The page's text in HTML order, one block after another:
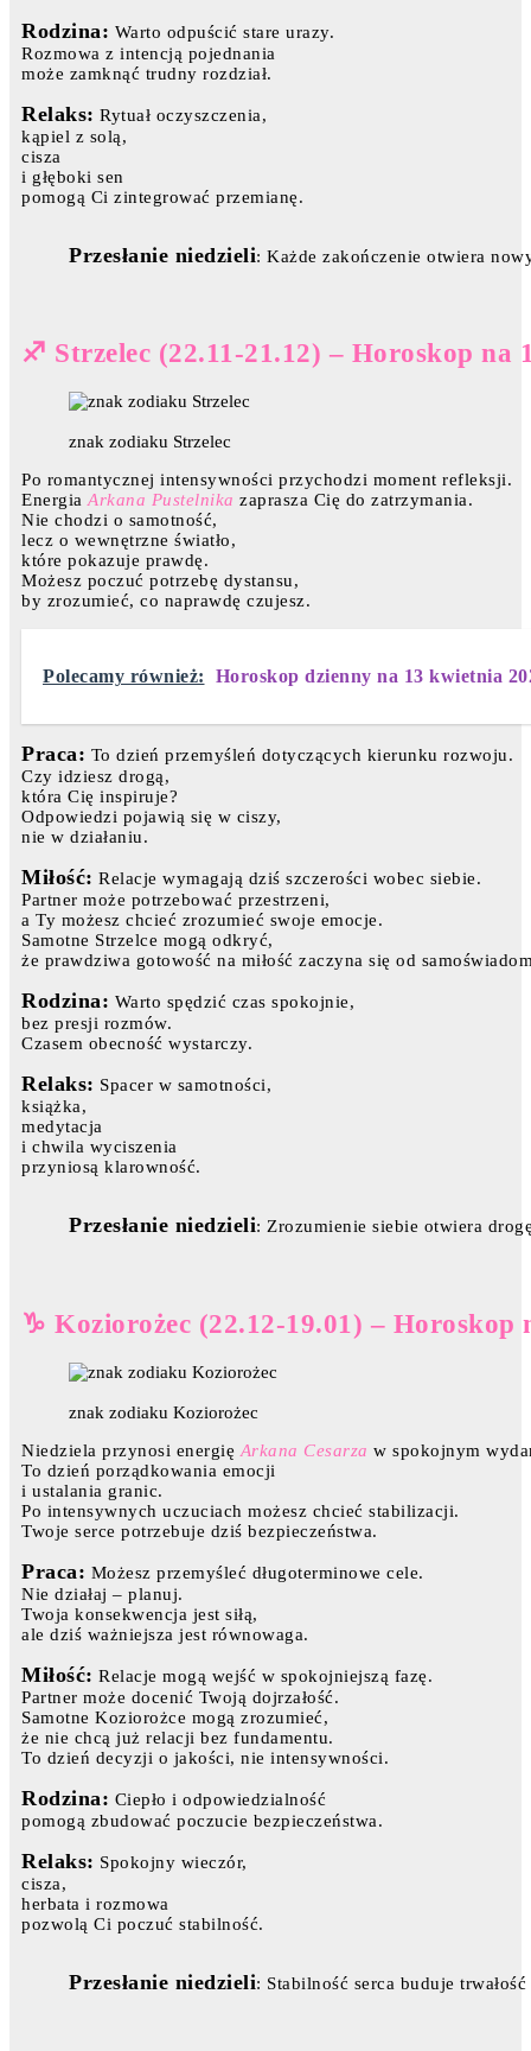
Rodzina: Warto odpuścić stare urazy.
Rozmowa z intencją pojednania
może zamknąć trudny rozdział.
Relaks: Rytuał oczyszczenia,
kąpiel z solą,
cisza
i głęboki sen
pomogą Ci zintegrować przemianę.
Przesłanie niedzieli: Każde zakończenie otwiera
♐ Strzelec (22.11-21.12) – Horoskop na
znak zodiaku Strzelec
Po romantycznej intensywności przychodzi moment refleksji.
Energia Arkana Pustelnika zaprasza Cię do zatrzymania.
Nie chodzi o samotność,
lecz o wewnętrzne światło,
które pokazuje prawdę.
Możesz poczuć potrzebę dystansu,
by zrozumieć, co naprawdę czujesz.
Polecamy również: Horoskop dzienny na 13 kwietnia
Praca: To dzień przemyśleń dotyczących kierunku rozwoju.
Czy idziesz drogą,
która Cię inspiruje?
Odpowiedzi pojawią się w ciszy,
nie w działaniu.
Miłość: Relacje wymagają dziś szczerości wobec siebie.
Partner może potrzebować przestrzeni,
a Ty możesz chcieć zrozumieć swoje emocje.
Samotne Strzelce mogą odkryć,
że prawdziwa gotowość na miłość zaczyna się od
Rodzina: Warto spędzić czas spokojnie,
bez presji rozmów.
Czasem obecność wystarczy.
Relaks: Spacer w samotności,
książka,
medytacja
i chwila wyciszenia
przyniosą klarowność.
Przesłanie niedzieli: Zrozumienie siebie otwiera
♑ Koziorożec (22.12-19.01) – Horoskop
znak zodiaku Koziorożec
Niedziela przynosi energię Arkana Cesarza w spokojnym
To dzień porządkowania emocji
i ustalania granic.
Po intensywnych uczuciach możesz chcieć stabilizacji.
Twoje serce potrzebuje dziś bezpieczeństwa.
Praca: Możesz przemyśleć długoterminowe cele.
Nie działaj – planuj.
Twoja konsekwencja jest siłą,
ale dziś ważniejsza jest równowaga.
Miłość: Relacje mogą wejść w spokojniejszą fazę.
Partner może docenić Twoją dojrzałość.
Samotne Koziorożce mogą zrozumieć,
że nie chcą już relacji bez fundamentu.
To dzień decyzji o jakości, nie intensywności.
Rodzina: Ciepło i odpowiedzialność
pomogą zbudować poczucie bezpieczeństwa.
Relaks: Spokojny wieczór,
cisza,
herbata i rozmowa
pozwolą Ci poczuć stabilność.
Przesłanie niedzieli: Stabilność serca buduje